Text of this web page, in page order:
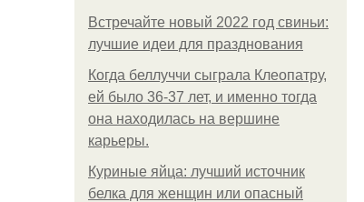
Встречайте новый 2022 год свиньи:
лучшие идеи для празднования
Когда беллуччи сыграла Клеопатру,
ей было 36-37 лет, и именно тогда
она находилась на вершине
карьеры.
Куриные яйца: лучший источник
белка для женщин или опасный